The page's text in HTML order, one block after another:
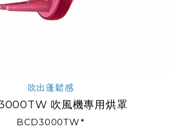
吹出蓬鬆感
吹風機專用烘罩
BCD3000TW*